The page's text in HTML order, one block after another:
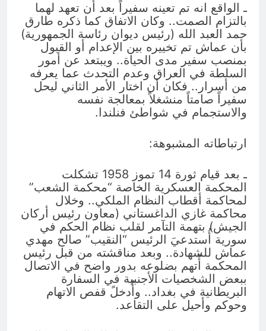
ـ الواقع انه تم تعينه سفيراً بعد أن تعهد لهما
بالتزام الصمت.. وكان الاتفاق كما ذكره طارق
حمد العبد الله (رئيس ديوان رئاسة الجمهورية)
بأن عماش تم تخييره بين الإعدام أو القبول
بمنصب سفير مدى الحياة.. ويبتعد عن أمور
السلطة في العراق وعدم التحدث عما يعرفه
من أسرار.. فكان أن اختار الأمر الثاني ليحل
سفيراً صامتاً منشغلاً بمعالجة نفسه
والاستجمام في شواطئ فنلندا.
ارتباطاته المشبوهة:
ـ بعد قيام ثورة 14 تموز 1958 تشكلت
المحكمة العسكرية الخاصة “محكمة الشعب”
لمحاكمة أقطاب النظام الملكي.. وخلال
محاكمة غازي الداغستاني (معاون رئيس أركان
الجيش) بتهمة التآمر لقلب نظام الحكم في
سورية أُستدعيَ الرئيس “النقيب” صالح مهدي
عماش للشهادة.. وبعد مناقشته من قبل رئيس
المحكمة أُتهم بضلوعه بدور واضح في الاتصال
ببعض الشخصيات الأجنبية في السفارة
البريطانية في بغداد.. وأُدخلً قفص الاتهام
وحوكم وأحيل على التقاعد.